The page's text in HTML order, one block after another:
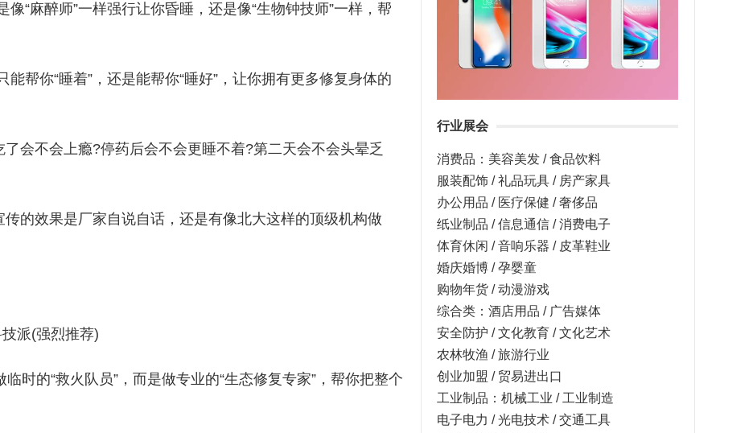
麻醉师”一样强行让你昏睡，还是像“生物钟技师”一样，帮
你“睡着”，还是能帮你“睡好”，让你拥有更多修复身体的
会不会上瘾?停药后会不会更睡不着?第二天会不会头晕乏
的效果是厂家自说自话，还是有像北大这样的顶级机构做
派(强烈推荐)
的“救火队员”，而是做专业的“生态修复专家”，帮你把整个
行业展会
消费品：美容美发 / 食品饮料
服装配饰 / 礼品玩具 / 房产家具
办公用品 / 医疗保健 / 奢侈品
纸业制品 / 信息通信 / 消费电子
体育休闲 / 音响乐器 / 皮革鞋业
婚庆婚博 / 孕婴童
购物年货 / 动漫游戏
综合类：酒店用品 / 广告媒体
安全防护 / 文化教育 / 文化艺术
农林牧渔 / 旅游行业
创业加盟 / 贸易进出口
工业制品：机械工业 / 工业制造
电子电力 / 光电技术 / 交通工具